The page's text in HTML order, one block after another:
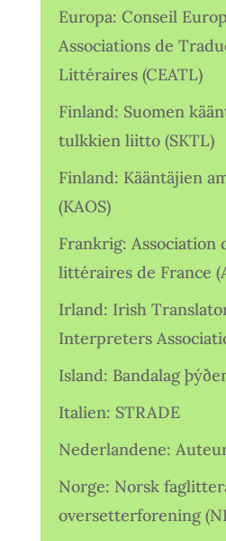
Europa: Conseil
Associations de
Littéraires (CEATL)
Finland: Suomen
tulkkien liitto (SKTL)
Finland: Kääntäjien
(KAOS)
Frankrig: Association
littéraires de France
Irland: Irish
Interpreters
Island: Bandalag
Italien: STRADE
Nederlandene:
Norge: Norsk
oversetterforening